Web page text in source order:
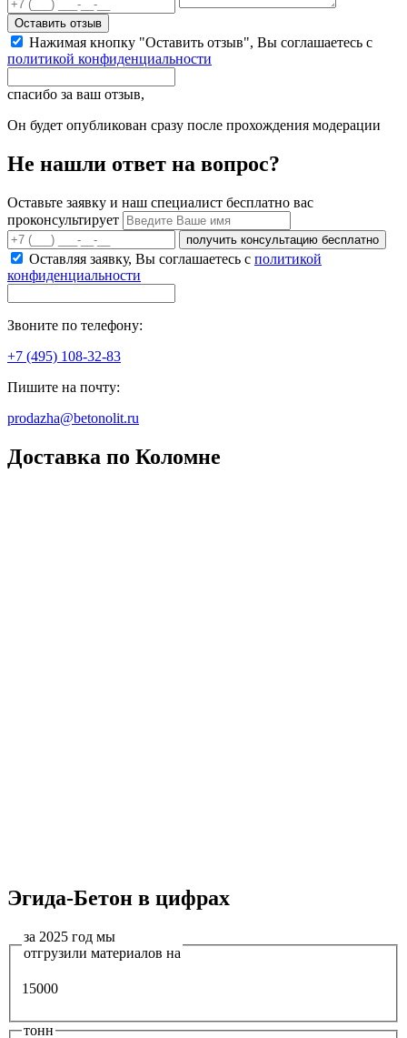
Оставить отзыв
Нажимая кнопку "Оставить отзыв", Вы соглашаетесь с
политикой конфиденциальности
спасибо за ваш отзыв,
Он будет опубликован сразу после прохождения модерации
Не нашли ответ на вопрос?
Оставьте заявку и наш специалист бесплатно вас
проконсультирует
получить консультацию бесплатно
Оставляя заявку, Вы соглашаетесь с политикой
конфиденциальности
Звоните по телефону:
+7 (495) 108-32-83
Пишите на почту:
prodazha@betonolit.ru
Доставка по Коломне
Эгида-Бетон в цифрах
за 2025 год мы
отгрузили материалов на
15000
тонн